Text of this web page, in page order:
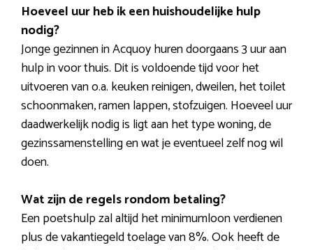
Hoeveel uur heb ik een huishoudelijke hulp
nodig?
Jonge gezinnen in Acquoy huren doorgaans 3 uur aan
hulp in voor thuis. Dit is voldoende tijd voor het
uitvoeren van o.a. keuken reinigen, dweilen, het toilet
schoonmaken, ramen lappen, stofzuigen. Hoeveel uur
daadwerkelijk nodig is ligt aan het type woning, de
gezinssamenstelling en wat je eventueel zelf nog wil
doen.
Wat zijn de regels rondom betaling?
Een poetshulp zal altijd het minimumloon verdienen
plus de vakantiegeld toelage van 8%. Ook heeft de